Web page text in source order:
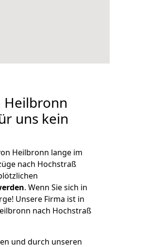
Heilbronn
uns kein
Heilbronn lange im
nach Hochstraß
. Wenn Sie sich in
Unsere Firma ist in
nach Hochstraß
und durch unseren